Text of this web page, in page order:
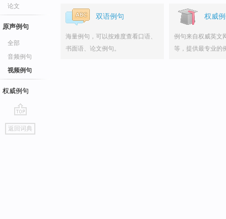
论文
原声例句
全部
音频例句
视频例句
权威例句
go
top
返回词典
双语例句
海量例句，可以按难度查看口语、
书面语、论文例句。
权威
例句来自权威英文
等，提供最专业的